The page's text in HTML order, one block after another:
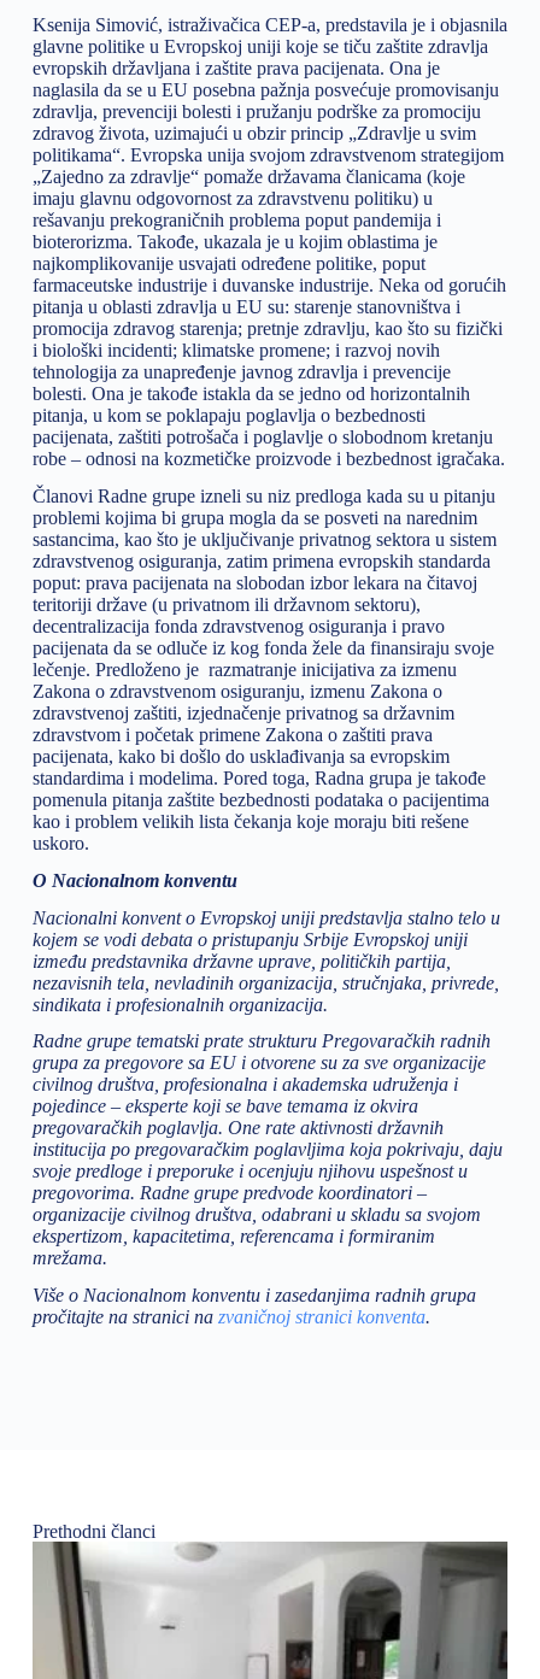
Ksenija Simović, istraživačica CEP-a, predstavila je i objasnila
glavne politike u Evropskoj uniji koje se tiču zaštite zdravlja
evropskih državljana i zaštite prava pacijenata. Ona je
naglasila da se u EU posebna pažnja posvećuje promovisanju
zdravlja, prevenciji bolesti i pružanju podrške za promociju
zdravog života, uzimajući u obzir princip „Zdravlje u svim
politikama“. Evropska unija svojom zdravstvenom strategijom
„Zajedno za zdravlje“ pomaže državama članicama (koje
imaju glavnu odgovornost za zdravstvenu politiku) u
rešavanju prekograničnih problema poput pandemija i
bioterorizma. Takođe, ukazala je u kojim oblastima je
najkomplikovanije usvajati određene politike, poput
farmaceutske industrije i duvanske industrije. Neka od gorućih
pitanja u oblasti zdravlja u EU su: starenje stanovništva i
promocija zdravog starenja; pretnje zdravlju, kao što su fizički
i biološki incidenti; klimatske promene; i razvoj novih
tehnologija za unapređenje javnog zdravlja i prevencije
bolesti. Ona je takođe istakla da se jedno od horizontalnih
pitanja, u kom se poklapaju poglavlja o bezbednosti
pacijenata, zaštiti potrošača i poglavlje o slobodnom kretanju
robe – odnosi na kozmetičke proizvode i bezbednost igračaka.
Članovi Radne grupe izneli su niz predloga kada su u pitanju
problemi kojima bi grupa mogla da se posveti na narednim
sastancima, kao što je uključivanje privatnog sektora u sistem
zdravstvenog osiguranja, zatim primena evropskih standarda
poput: prava pacijenata na slobodan izbor lekara na čitavoj
teritoriji države (u privatnom ili državnom sektoru),
decentralizacija fonda zdravstvenog osiguranja i pravo
pacijenata da se odluče iz kog fonda žele da finansiraju svoje
lečenje. Predloženo je razmatranje inicijativa za izmenu
Zakona o zdravstvenom osiguranju, izmenu Zakona o
zdravstvenoj zaštiti, izjednačenje privatnog sa državnim
zdravstvom i početak primene Zakona o zaštiti prava
pacijenata, kako bi došlo do usklađivanja sa evropskim
standardima i modelima. Pored toga, Radna grupa je takođe
pomenula pitanja zaštite bezbednosti podataka o pacijentima
kao i problem velikih lista čekanja koje moraju biti rešene
uskoro.
O Nacionalnom konventu
Nacionalni konvent o Evropskoj uniji predstavlja stalno telo u
kojem se vodi debata o pristupanju Srbije Evropskoj uniji
između predstavnika državne uprave, političkih partija,
nezavisnih tela, nevladinih organizacija, stručnjaka, privrede,
sindikata i profesionalnih organizacija.
Radne grupe tematski prаtе strukturu Prеgоvаrаčkih radnih
grupа zа prеgоvоrе sа ЕU i otvorene su za sve organizacije
civilnog društva, profesionalna i akademska udruženja i
pojedince – eksperte koji se bave temama iz okvira
pregovaračkih poglavlja. One rate aktivnosti državnih
institucija po pregovaračkim poglavljima koja pokrivaju, daju
svoje predloge i preporuke i ocenjuju njihovu uspešnost u
pregovorima. Radne grupe predvode koordinatori –
organizacije civilnog društva, odabrani u skladu sa svojom
ekspertizom, kapacitetima, referencama i formiranim
mrežama.
Više o Nacionalnom konventu i zasedanjima radnih grupa
pročitajte na stranici na zvaničnoj stranici konventa.
Prethodni članci